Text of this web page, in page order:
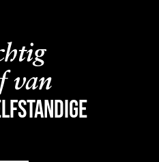
van